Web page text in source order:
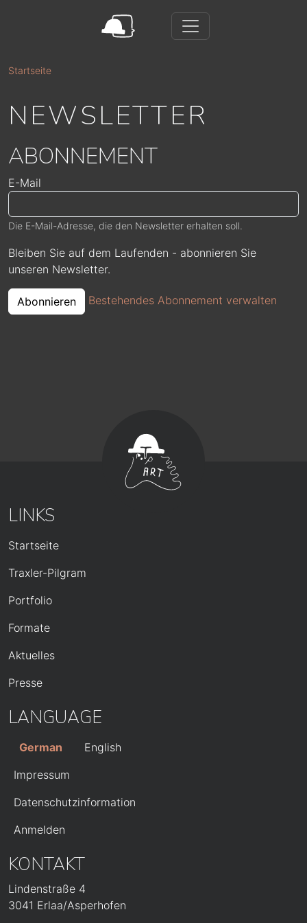
Startseite
NEWSLETTER
ABONNEMENT
E-Mail
Die E-Mail-Adresse, die den Newsletter erhalten soll.
Bleiben Sie auf dem Laufenden - abonnieren Sie
unseren Newsletter.
Abonnieren Bestehendes Abonnement verwalten
LINKS
HAUPTNAVIGATION
Startseite
Traxler-Pilgram
Portfolio
Formate
Aktuelles
Presse
LANGUAGE
German English
FUSSZEILE
Impressum
Datenschutzinformation
BENUTZERMENÜ
Anmelden
KONTAKT
Lindenstraße 4
3041 Erlaa/Asperhofen